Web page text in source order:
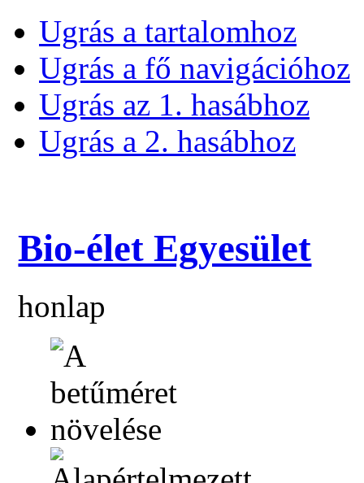
Ugrás a tartalomhoz
Ugrás a fő navigációhoz
Ugrás az 1. hasábhoz
Ugrás a 2. hasábhoz
Bio-élet Egyesület
honlap